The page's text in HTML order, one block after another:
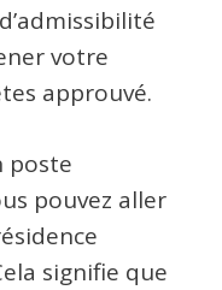
votre
approuvé.
poste
pouvez aller
signifie que